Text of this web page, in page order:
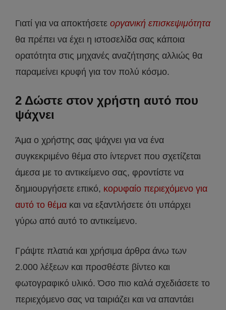
Γιατί για να αποκτήσετε οργανική επισκεψιμότητα
θα πρέπει να έχει η ιστοσελίδα σας κάποια
ορατότητα στις μηχανές αναζήτησης αλλιώς θα
παραμείνει κρυφή για τον πολύ κόσμο.
2 Δώστε στον χρήστη αυτό που
ψάχνει
Άμα ο χρήστης σας ψάχνει για να ένα
συγκεκριμένο θέμα στο ίντερνετ που σχετίζεται
άμεσα με το αντικείμενο σας, φροντίστε να
δημιουργήσετε επικό, κορυφαίο περιεχόμενο για
αυτό το θέμα και να εξαντλήσετε ότι υπάρχει
γύρω από αυτό το αντικείμενο.
Γράψτε πλατιά και χρήσιμα άρθρα άνω των
2.000 λέξεων και προσθέστε βίντεο και
φωτογραφικό υλικό. Όσο πιο καλά σχεδιάσετε το
περιεχόμενο σας να ταιριάζει και να απαντάει